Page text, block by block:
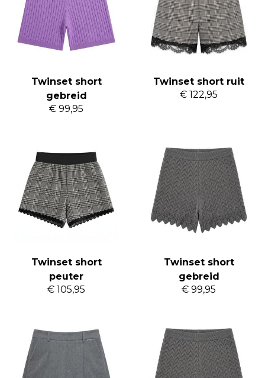
Twinset short
gebreid
€ 99,95
Twinset short ruit
€ 122,95
Twinset short
peuter
€ 105,95
Twinset short
gebreid
€ 99,95